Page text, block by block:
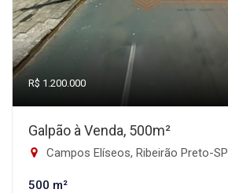
R$ 1.200.000
Galpão à Venda, 500m²
Campos Elíseos, Ribeirão Preto-SP
500 m²